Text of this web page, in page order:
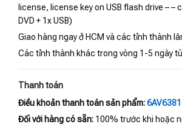
license, license key on USB flash drive – –
DVD + 1x USB)
Giao hàng ngay ở HCM và các tỉnh thành
Các tỉnh thành khác trong vòng 1-5 ngày
Thanh toán
Điều khoản thanh toán sản phẩm:
Đối với hàng có sẵn: 100% trước khi hoặc